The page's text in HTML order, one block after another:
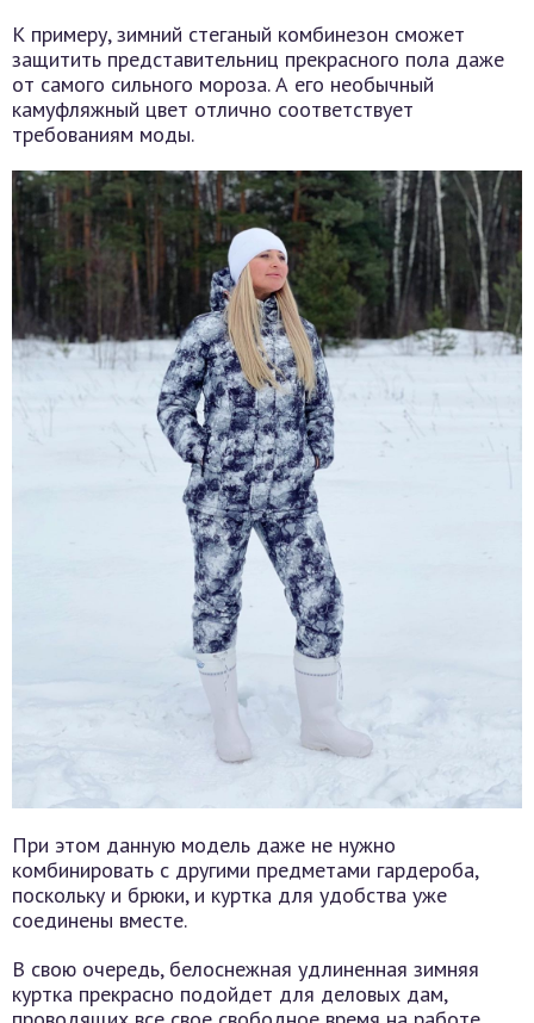
К примеру, зимний стеганый комбинезон сможет
защитить представительниц прекрасного пола даже
от самого сильного мороза. А его необычный
камуфляжный цвет отлично соответствует
требованиям моды.
При этом данную модель даже не нужно
комбинировать с другими предметами гардероба,
поскольку и брюки, и куртка для удобства уже
соединены вместе.
В свою очередь, белоснежная удлиненная зимняя
куртка прекрасно подойдет для деловых дам,